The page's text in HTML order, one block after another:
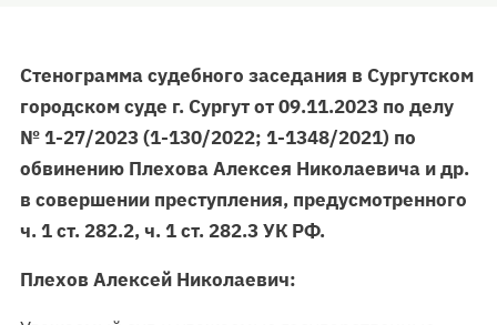
Стенограмма судебного заседания в Сургутском
городском суде г. Сургут от 09.11.2023 по делу
№ 1-27/2023 (1-130/2022; 1-1348/2021) по
обвинению Плехова Алексея Николаевича и др.
в совершении преступления, предусмотренного
ч. 1 ст. 282.2, ч. 1 ст. 282.3 УК РФ.
Плехов Алексей Николаевич: